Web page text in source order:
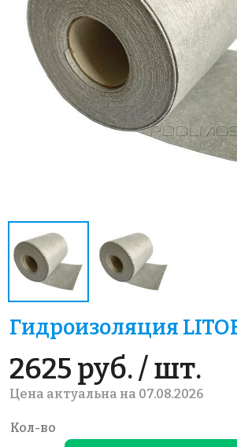
Гидроизоляция
2625 руб. / шт.
Цена актуальна на 07.08.2026
Кол-во